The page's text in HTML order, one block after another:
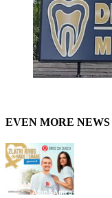
EVEN MORE NEWS